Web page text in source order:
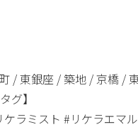
/ 東銀座 / 築地 / 京橋 /
グ】
ラミスト #リケラエマ